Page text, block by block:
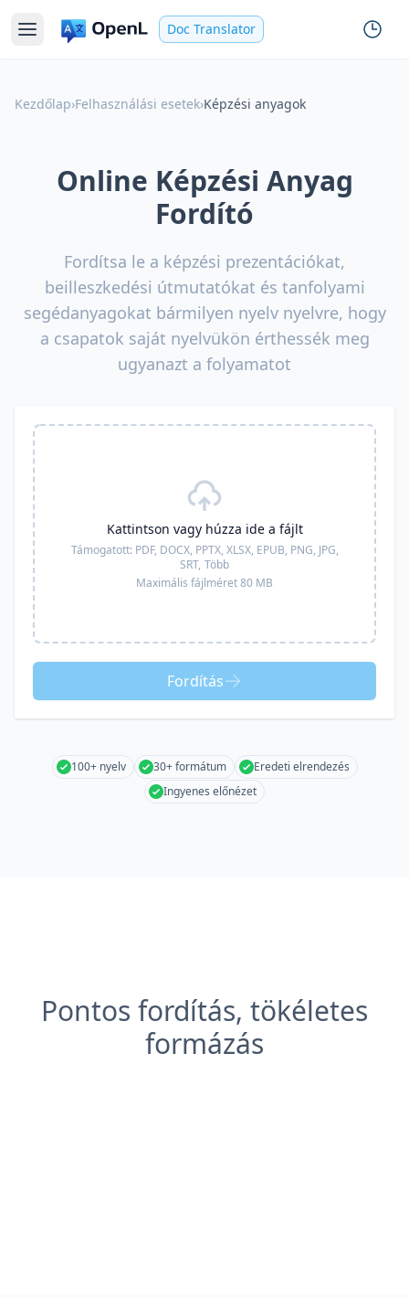
Doc Translator
Kezdőlap›Felhasználási esetek›Képzési anyagok
Online Képzési Anyag
Fordító
Fordítsa le a képzési prezentációkat,
beilleszkedési útmutatókat és tanfolyami
segédanyagokat bármilyen nyelv nyelvre, hogy
a csapatok saját nyelvükön érthessék meg
ugyanazt a folyamatot
Kattintson vagy húzza ide a fájlt
Támogatott: PDF, DOCX, PPTX, XLSX, EPUB, PNG, JPG,
SRT, Több
Maximális fájlméret 80 MB
Fordítás
100+ nyelv 30+ formátum
Eredeti elrendezés
Ingyenes előnézet
Pontos fordítás, tökéletes
formázás